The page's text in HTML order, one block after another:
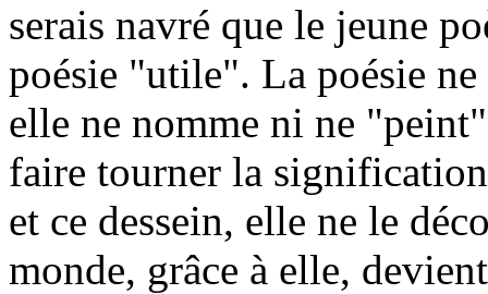
serais navré que le jeune
poésie "utile". La poésie
elle ne nomme ni ne
faire tourner la signification
et ce dessein, elle ne le
monde, grâce à elle,